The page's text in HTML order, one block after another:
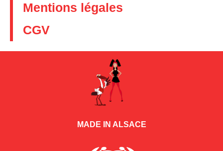
Mentions légales
CGV
MADE IN ALSACE